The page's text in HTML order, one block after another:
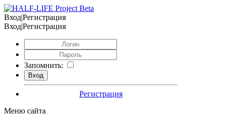
Вход|Регистрация
Вход|Регистрация
Запомнить:
Регистрация
Меню сайта